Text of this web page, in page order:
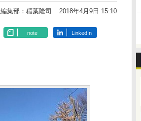
編集部：稲葉隆司 2018年4月9日 15:10
note LinkedIn